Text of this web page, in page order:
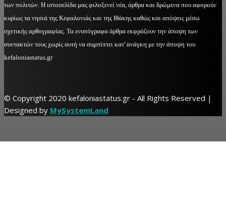
των πολιτών. Η ιστοσελίδα μας φιλοξενεί νέα, άρθρα και δρώμενα που αφορούν
κυρίως τα νησιά της Κεφαλονιάς και της Ιθάκης καθώς και απόψεις μέσω
σχετικής αρθογραφίας. Τα ενυπόγραφα άρθρα εκφράζουν την άποψη των
συντακτών τους χωρίς αυτή να συμπίπτει κατ' ανάγκη με την άποψη του
kefaloniastatus.gr
© Copyright 2020 kefaloniastatus.gr - All Rights Reserved |
Designed by MySystemLand